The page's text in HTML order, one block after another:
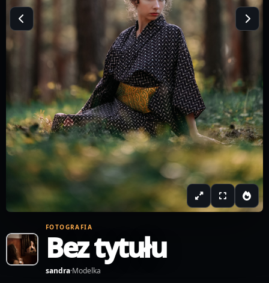
FOTOGRAFIA
Bez tytułu
sandra·Modelka